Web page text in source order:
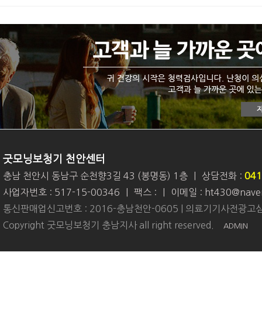
굿모닝보청기 천안센터
충남 천안시 동남구 순천향3길 43 (봉명동) 1층 상담전화 :
사업자번호 : 517-15-00346
팩스 :
이메일 :
통신판매업신고번호 : 2016-충남천안-0605 | 의료기기사전광고
Copyright 굿모닝보청기 충남지사 all right reserved.
ADMIN